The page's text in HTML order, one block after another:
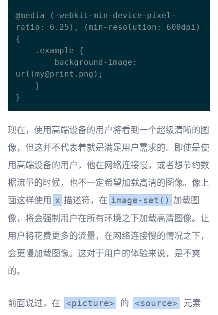
@media (-webkit-min-device-pixel-
ratio: 6.25), (min-resolution: 600dpi)
{
url(my@print.png);
现在，使用高端设备的用户将看到一个超级清晰的图
像，但这并不代表着就是满足用户需求的。即使是使
用高端设备的用户，他在网络连接慢，或者想节约数
据流量的时候，也不一定希望加载高清的图像。像上
面这样使用 x 描述符，在 image-set() 加载图
像，将会强制用户在所有环境之下加载高清图像。让
用户将花费更多的流量，在网络连接慢的情况之下，
会更慢加载图像。这对于用户的体验来说，是不爽
的。
前面说过，在 <picture> 的 <source>
元素